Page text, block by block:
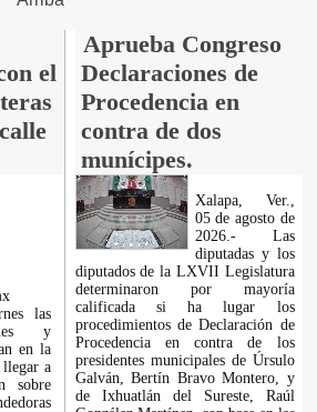
el
Aprueba Congreso
Declaraciones de
Procedencia en
contra de dos
munícipes.
las
y
en la
a
sobre
Xalapa, Ver.,
05 de agosto de
2026.- Las
diputadas y los
diputados de la LXVII Legislatura
determinaron por mayoría
calificada si ha lugar los
procedimientos de Declaración de
Procedencia en contra de los
presidentes municipales de Úrsulo
Galván, Bertín Bravo Montero, y
de Ixhuatlán del Sureste, Raúl